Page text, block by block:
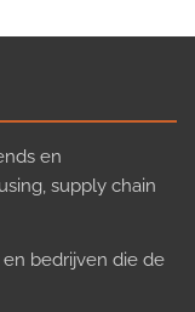
en
supply chain
bedrijven die de